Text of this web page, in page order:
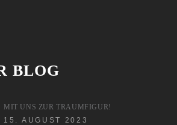
BLOG
MIT UNS ZUR TRAUMFIGUR!
15. AUGUST 2023